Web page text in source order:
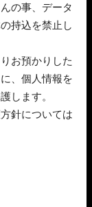
の事、データ
持込を禁止し
お預かりした
、個人情報を
します。
針については